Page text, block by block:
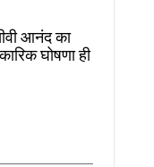
आनंद का
घोषणा ही